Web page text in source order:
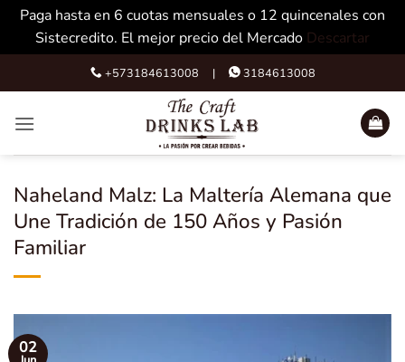
Paga hasta en 6 cuotas mensuales o 12 quincenales con
Sistecredito. El mejor precio del Mercado Descartar
to
+573184613008 | 3184613008
Naheland Malz: La Maltería Alemana que
Une Tradición de 150 Años y Pasión
Familiar
02